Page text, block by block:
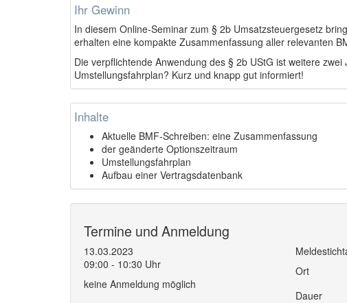
Ihr Gewinn
In diesem Online-Seminar zum § 2b Umsatzsteuergesetz
erhalten eine kompakte Zusammenfassung aller relevanten
Die verpflichtende Anwendung des § 2b UStG ist weitere
Umstellungsfahrplan? Kurz und knapp gut informiert!
Inhalte
Aktuelle BMF-Schreiben: eine Zusammenfassung
der geänderte Optionszeitraum
Umstellungsfahrplan
Aufbau einer Vertragsdatenbank
Termine und Anmeldung
13.03.2023
09:00 - 10:30 Uhr
keine Anmeldung möglich
Ort
Dauer